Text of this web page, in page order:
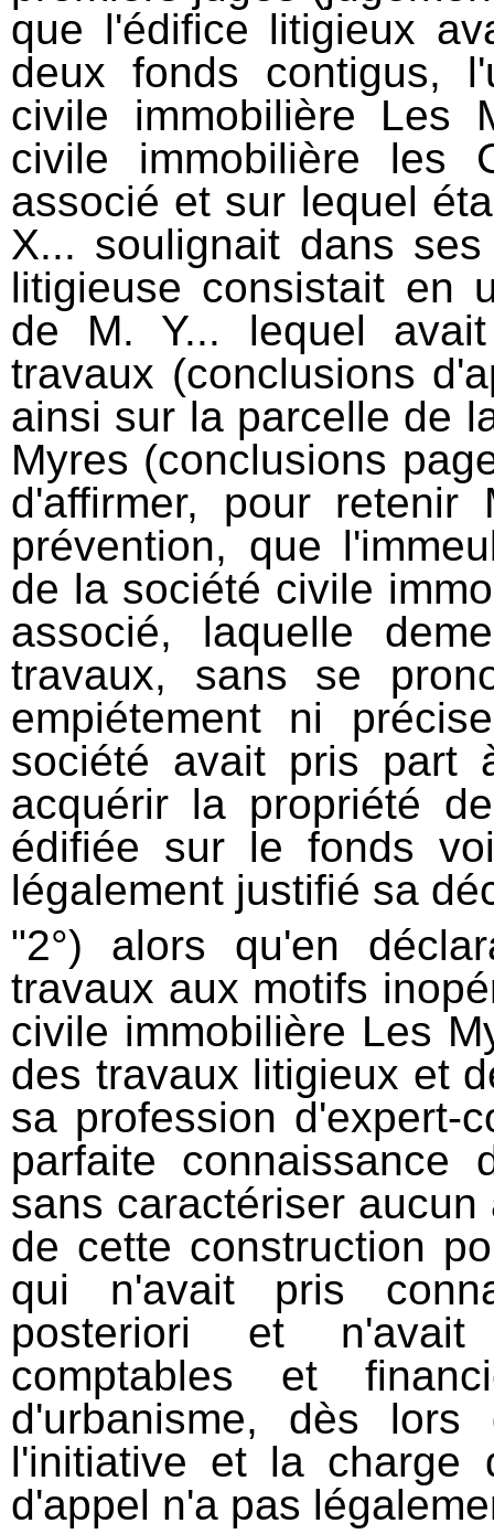
que l'édifice litigieux
deux fonds contigus,
civile immobilière Les
civile immobilière les
associé et sur lequel
X... soulignait dans
litigieuse consistait en
de M. Y... lequel
travaux (conclusions
ainsi sur la parcelle de
Myres (conclusions
d'affirmer, pour
prévention, que
de la société civile
associé, laquelle
travaux, sans se
empiétement ni
société avait pris part
acquérir la propriété
édifiée sur le fonds
légalement justifié sa
"2°) alors qu'en
travaux aux motifs
civile immobilière Les
des travaux litigieux et
sa profession d'expert-
parfaite connaissance
sans caractériser
de cette construction
qui n'avait pris
posteriori et
comptables et
d'urbanisme, dès
l'initiative et la charge
d'appel n'a pas